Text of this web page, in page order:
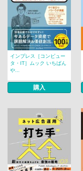
インプレス［コンピュー
タ・IT］ムック いちばん
や...
購入